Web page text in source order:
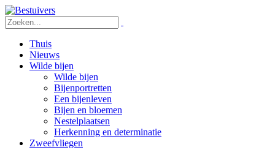
Thuis
Nieuws
Wilde bijen
Wilde bijen
Bijenportretten
Een bijenleven
Bijen en bloemen
Nestelplaatsen
Herkenning en determinatie
Zweefvliegen